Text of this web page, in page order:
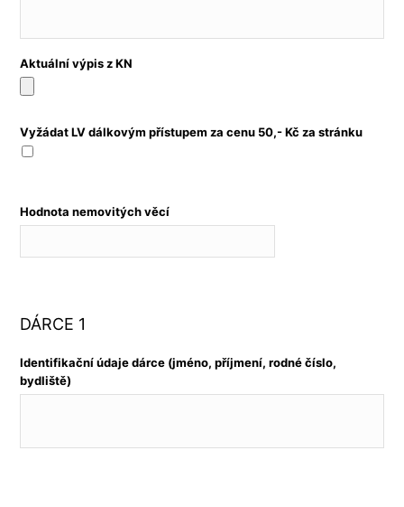
Aktuální výpis z KN
Vyžádat LV dálkovým přístupem za cenu 50,- Kč za stránku
Hodnota nemovitých věcí
DÁRCE 1
Identifikační údaje dárce (jméno, příjmení, rodné číslo,
bydliště)